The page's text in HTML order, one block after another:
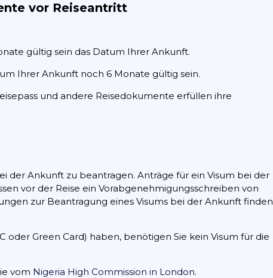
vor Reiseantritt
gültig sein das Datum Ihrer Ankunft.
Ihrer Ankunft noch 6 Monate gültig sein.
und andere Reisedokumente erfüllen ihre
der Ankunft zu beantragen. Anträge für ein Visum bei der
vor der Reise ein Vorabgenehmigungsschreiben von
zur Beantragung eines Visums bei der Ankunft finden
oder Green Card) haben, benötigen Sie kein Visum für die
vom Nigeria High Commission in London.